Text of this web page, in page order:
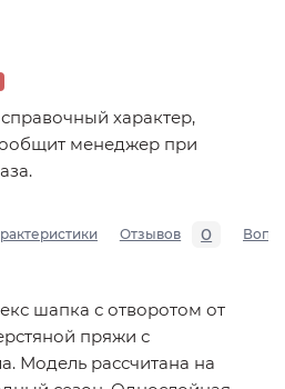
характер,
менеджер при
Отзывов 0
шапка с отворотом от
пряжи с
Модель рассчитана на